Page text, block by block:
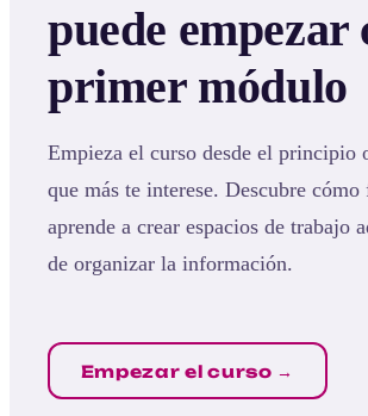
puede empezar
primer módulo
Empieza el curso desde el principio
que más te interese. Descubre
aprende a crear espacios de trabajo
de organizar la información.
Empezar el curso →